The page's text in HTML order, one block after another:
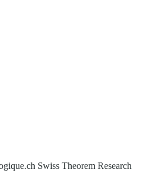
Swiss Theorem Research